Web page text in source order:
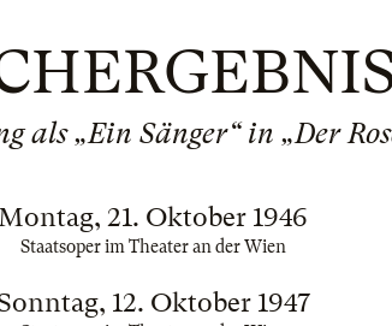
als „Ein Sänger“ in „Der
21. Oktober 1946
Staatsoper im Theater an der Wien
12. Oktober 1947